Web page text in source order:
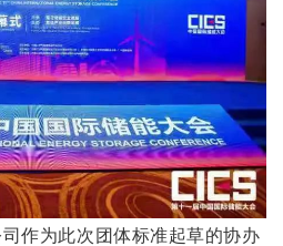
作为此次团体标准起草的协办